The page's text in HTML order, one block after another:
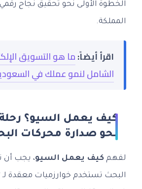
الخطوة الأولى نحو تحقيق نجاح
المملكة.
اقرأ أيضاً:ما هو التسويق
الشامل لنمو عملك في
كيف يعمل السيو؟
نحو صدارة محركات
لفهم كيف يعمل السيو، يجب أن
البحث تستخدم خوارزميات معقدة لـ